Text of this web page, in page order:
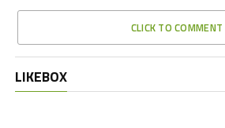
CLICK TO COMMENT
LIKEBOX